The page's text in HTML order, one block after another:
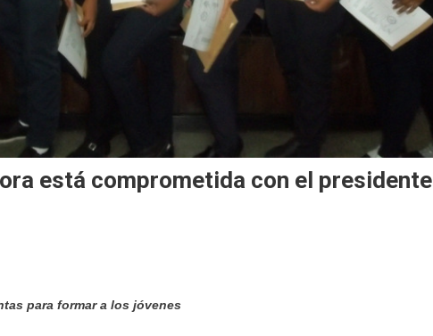
está comprometida con el presidente
para formar a los jóvenes